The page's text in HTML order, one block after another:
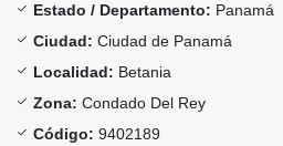
Estado / Departamento: Panamá
Ciudad: Ciudad de Panamá
Localidad: Betania
Zona: Condado Del Rey
Código: 9402189